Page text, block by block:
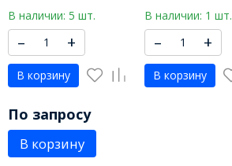
В наличии: 5 шт.
– +
В корзину
В наличии: 1 шт.
– +
В корзину
По запросу
В корзину